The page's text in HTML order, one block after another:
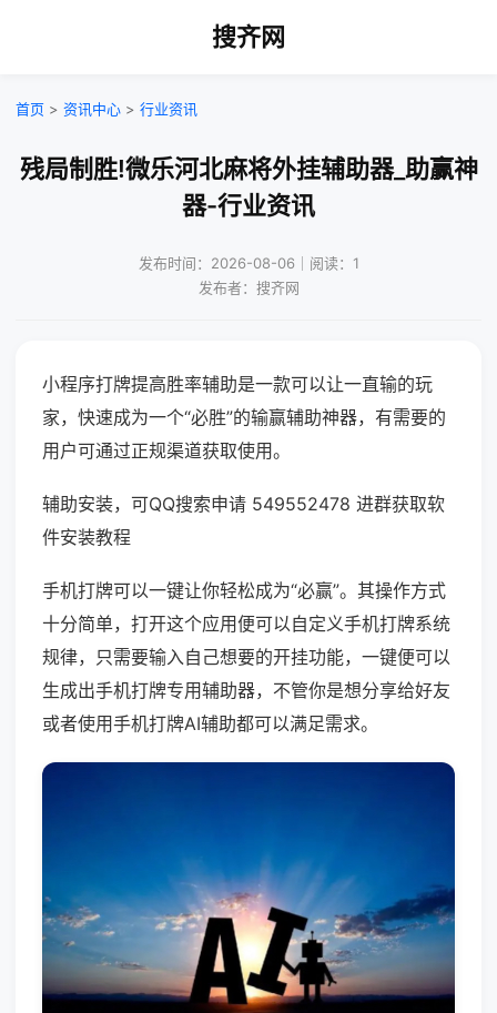
搜齐网
首页 > 资讯中心 > 行业资讯
残局制胜!微乐河北麻将外挂辅助器_助赢神
器-行业资讯
发布时间：2026-08-06｜阅读：1
发布者：搜齐网
小程序打牌提高胜率辅助是一款可以让一直输的玩
家，快速成为一个“必胜”的输赢辅助神器，有需要的
用户可通过正规渠道获取使用。
辅助安装，可QQ搜索申请 549552478 进群获取软
件安装教程
手机打牌可以一键让你轻松成为“必赢”。其操作方式
十分简单，打开这个应用便可以自定义手机打牌系统
规律，只需要输入自己想要的开挂功能，一键便可以
生成出手机打牌专用辅助器，不管你是想分享给好友
或者使用手机打牌AI辅助都可以满足需求。